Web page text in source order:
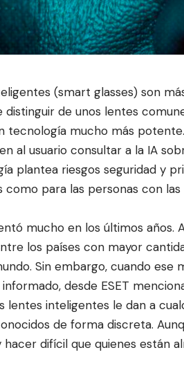
(smart glasses) son
de unos lentes
tecnología mucho más
al usuario consultar a la IA
plantea riesgos seguridad y
para las personas con
mucho en los últimos años.
los países con mayor
Sin embargo, cuando ese
desde ESET
lentes inteligentes le dan a
de forma discreta.
hacer difícil que quienes están